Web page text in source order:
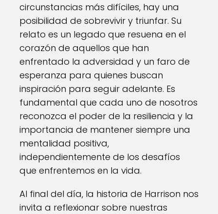
circunstancias más difíciles, hay una
posibilidad de sobrevivir y triunfar. Su
relato es un legado que resuena en el
corazón de aquellos que han
enfrentado la adversidad y un faro de
esperanza para quienes buscan
inspiración para seguir adelante. Es
fundamental que cada uno de nosotros
reconozca el poder de la resiliencia y la
importancia de mantener siempre una
mentalidad positiva,
independientemente de los desafíos
que enfrentemos en la vida.
Al final del día, la historia de Harrison nos
invita a reflexionar sobre nuestras